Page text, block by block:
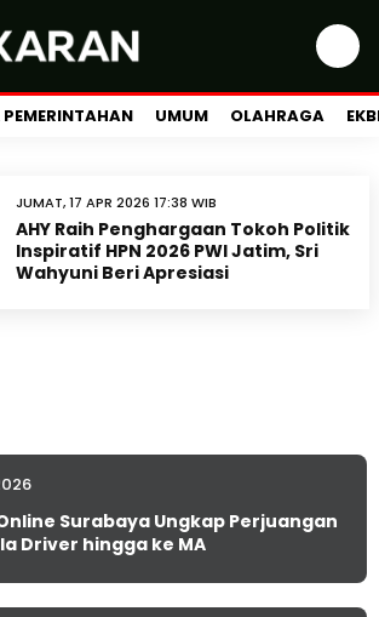
UMUM OLAHRAGA
JUMAT, 17 APR 2026 17:38 WIB
AHY Raih Penghargaan Tokoh Politik
Inspiratif HPN 2026 PWI Jatim, Sri
Wahyuni Beri Apresiasi
Surabaya Ungkap Perjuangan
Driver hingga ke MA